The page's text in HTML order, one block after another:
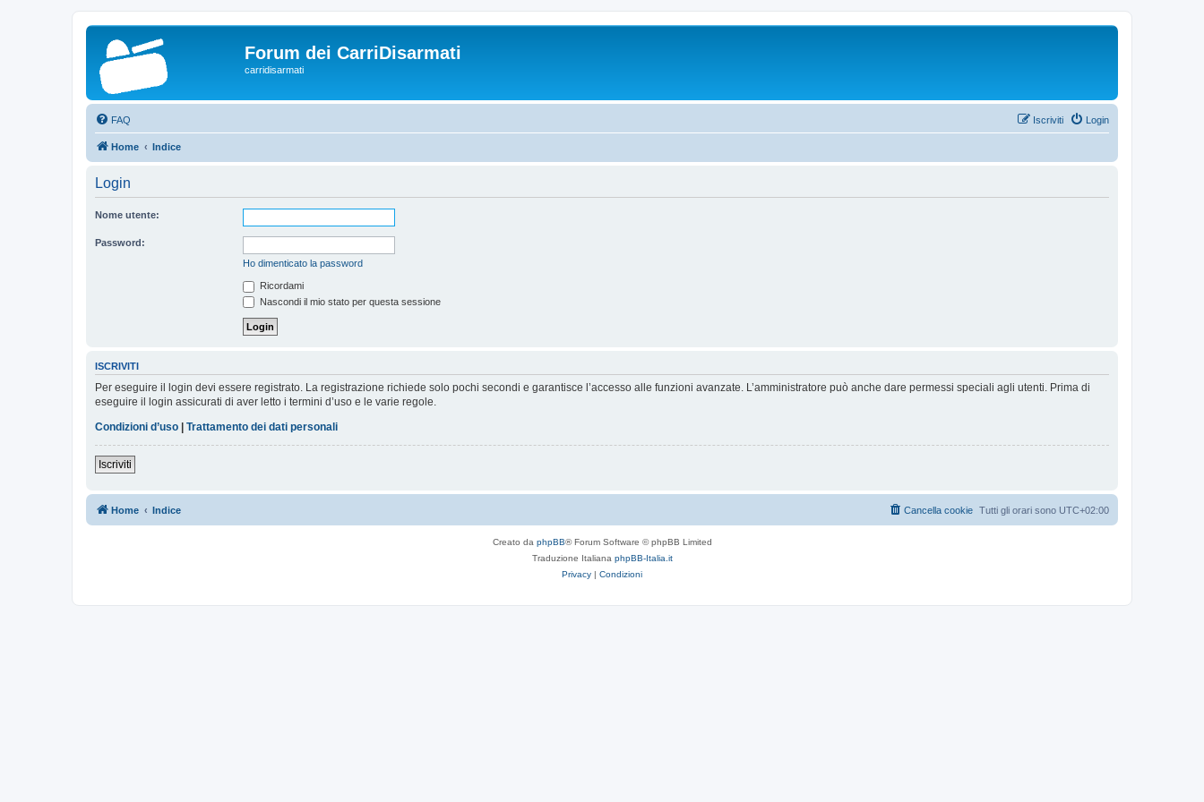
Forum dei CarriDisarmati
carridisarmati
FAQ Login
Iscriviti
Home Indice
Login
Nome utente:
Password:
Ho dimenticato la password
Ricordami
Nascondi il mio stato per questa sessione
ISCRIVITI
Per eseguire il login devi essere registrato. La registrazione richiede solo pochi secondi e garantisce l’accesso alle funzioni avanzate. L’amministratore può anche dare permessi speciali agli utenti. Prima di
eseguire il login assicurati di aver letto i termini d’uso e le varie regole.
Condizioni d’uso | Trattamento dei dati personali
Iscriviti
Home Indice Tutti gli orari sono UTC+02:00
Cancella cookie
Creato da phpBB® Forum Software © phpBB Limited
Traduzione Italiana phpBB-Italia.it
Privacy | Condizioni